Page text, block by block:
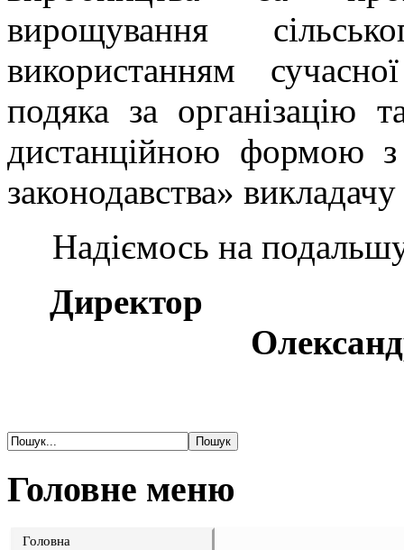
вирощування
використанням
подяка за організацію
дистанційною формою
законодавства»
Надіємось на
Олександр
Головне меню
Головна